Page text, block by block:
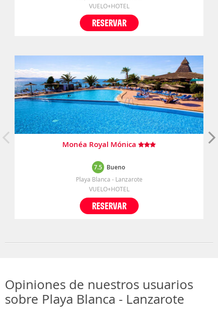
VUELO+HOTEL
RESERVAR
Monéa Royal Mónica
7.5 Bueno
Playa Blanca - Lanzarote
VUELO+HOTEL
RESERVAR
Opiniones de nuestros usuarios
sobre Playa Blanca - Lanzarote